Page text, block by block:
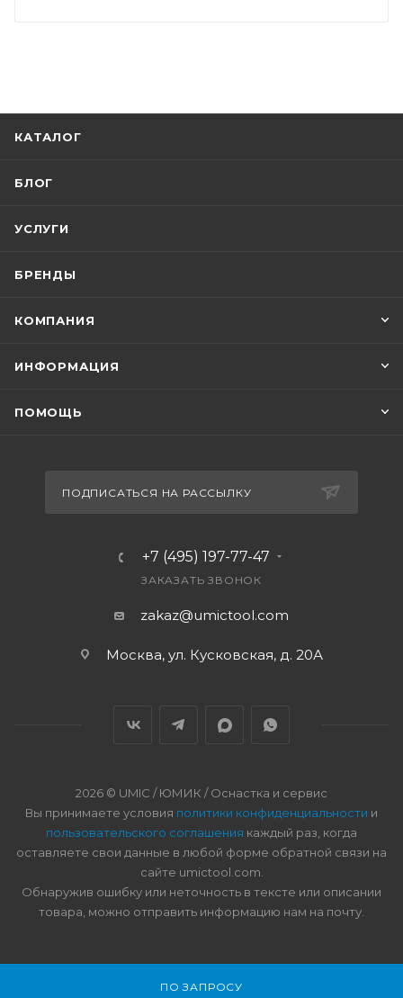
ПО ЗАПРОСУ
КАТАЛОГ
БЛОГ
УСЛУГИ
БРЕНДЫ
КОМПАНИЯ
ИНФОРМАЦИЯ
ПОМОЩЬ
ПОДПИСАТЬСЯ НА РАССЫЛКУ
+7 (495) 197-77-47
ЗАКАЗАТЬ ЗВОНОК
zakaz@umictool.com
Москва, ул. Кусковская, д. 20А
2026 © UMIC / ЮМИК / Оснастка и сервис
Вы принимаете условия политики конфиденциальности и
пользовательского соглашения каждый раз, когда
оставляете свои данные в любой форме обратной связи на
сайте umictool.com.
Обнаружив ошибку или неточность в тексте или описании
товара, можно отправить информацию нам на почту.